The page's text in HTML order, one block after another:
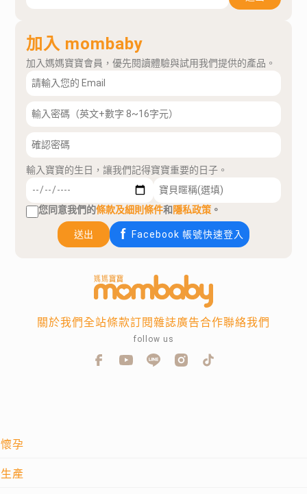
加入 mombaby
加入媽媽寶寶會員，優先閱讀體驗與試用我們提供的產品。
輸入寶寶的生日，讓我們記得寶寶重要的日子。
您同意我們的條款及細則條件和隱私政策 。
送出 Facebook 帳號快速登入
懷孕
生產
關於我們全站條款訂閱雜誌廣告合作聯絡我們
follow us